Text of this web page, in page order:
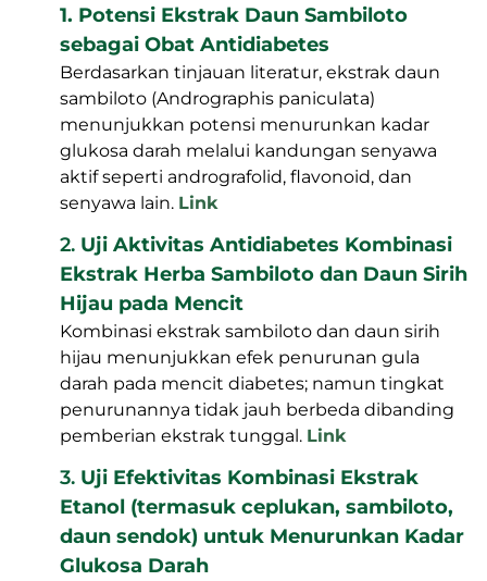
1. Potensi Ekstrak Daun Sambiloto
sebagai Obat Antidiabetes
Berdasarkan tinjauan literatur, ekstrak daun
sambiloto (Andrographis paniculata)
menunjukkan potensi menurunkan kadar
glukosa darah melalui kandungan senyawa
aktif seperti andrografolid, flavonoid, dan
senyawa lain. Link
2. Uji Aktivitas Antidiabetes Kombinasi
Ekstrak Herba Sambiloto dan Daun Sirih
Hijau pada Mencit
Kombinasi ekstrak sambiloto dan daun sirih
hijau menunjukkan efek penurunan gula
darah pada mencit diabetes; namun tingkat
penurunannya tidak jauh berbeda dibanding
pemberian ekstrak tunggal. Link
3. Uji Efektivitas Kombinasi Ekstrak
Etanol (termasuk ceplukan, sambiloto,
daun sendok) untuk Menurunkan Kadar
Glukosa Darah